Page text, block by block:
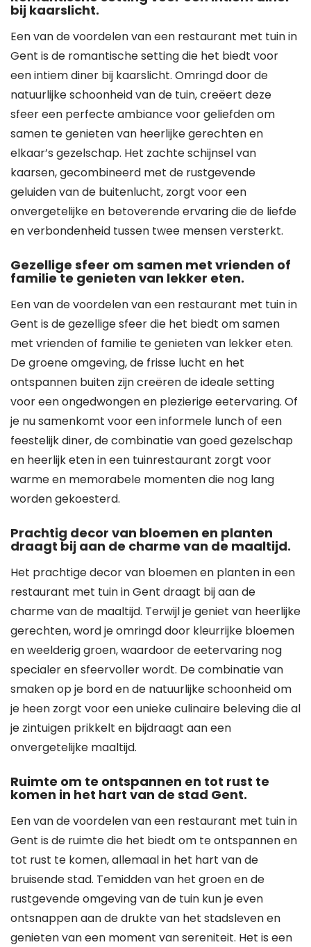
bij kaarslicht.
Een van de voordelen van een restaurant met tuin in
Gent is de romantische setting die het biedt voor
een intiem diner bij kaarslicht. Omringd door de
natuurlijke schoonheid van de tuin, creëert deze
sfeer een perfecte ambiance voor geliefden om
samen te genieten van heerlijke gerechten en
elkaar’s gezelschap. Het zachte schijnsel van
kaarsen, gecombineerd met de rustgevende
geluiden van de buitenlucht, zorgt voor een
onvergetelijke en betoverende ervaring die de liefde
en verbondenheid tussen twee mensen versterkt.
Gezellige sfeer om samen met vrienden of
familie te genieten van lekker eten.
Een van de voordelen van een restaurant met tuin in
Gent is de gezellige sfeer die het biedt om samen
met vrienden of familie te genieten van lekker eten.
De groene omgeving, de frisse lucht en het
ontspannen buiten zijn creëren de ideale setting
voor een ongedwongen en plezierige eetervaring. Of
je nu samenkomt voor een informele lunch of een
feestelijk diner, de combinatie van goed gezelschap
en heerlijk eten in een tuinrestaurant zorgt voor
warme en memorabele momenten die nog lang
worden gekoesterd.
Prachtig decor van bloemen en planten
draagt bij aan de charme van de maaltijd.
Het prachtige decor van bloemen en planten in een
restaurant met tuin in Gent draagt bij aan de
charme van de maaltijd. Terwijl je geniet van heerlijke
gerechten, word je omringd door kleurrijke bloemen
en weelderig groen, waardoor de eetervaring nog
specialer en sfeervoller wordt. De combinatie van
smaken op je bord en de natuurlijke schoonheid om
je heen zorgt voor een unieke culinaire beleving die al
je zintuigen prikkelt en bijdraagt aan een
onvergetelijke maaltijd.
Ruimte om te ontspannen en tot rust te
komen in het hart van de stad Gent.
Een van de voordelen van een restaurant met tuin in
Gent is de ruimte die het biedt om te ontspannen en
tot rust te komen, allemaal in het hart van de
bruisende stad. Temidden van het groen en de
rustgevende omgeving van de tuin kun je even
ontsnappen aan de drukte van het stadsleven en
genieten van een moment van sereniteit. Het is een